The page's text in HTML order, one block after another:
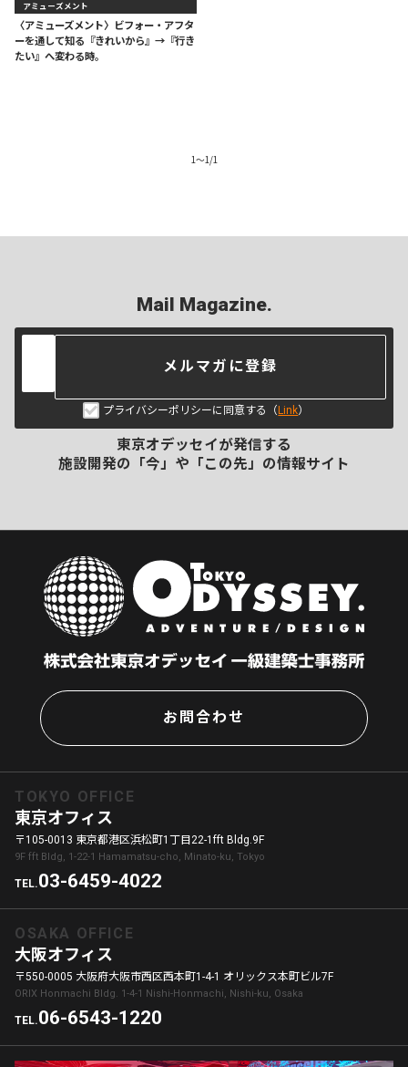
アミューズメント
〈アミューズメント〉ビフォー・アフタ
ーを通して知る『きれいから』→『行き
たい』へ変わる時。
1〜1 /1
Mail Magazine.
メルマガに登録
プライバシーポリシーに同意する（ Link）
東京オデッセイが発信する
施設開発の「今」や「この先」の情報サイト
お問合わせ
TOKYO OFFICE
東京オフィス
〒105-0013 東京都港区浜松町1丁目22-1fft Bldg.9F
9F fft Bldg, 1-22-1 Hamamatsu-cho, Minato-ku, Tokyo
TEL.03-6459-4022
OSAKA OFFICE
大阪オフィス
〒550-0005 大阪府大阪市西区西本町1-4-1 オリックス本町ビル7F
ORIX Honmachi Bldg. 1-4-1 Nishi-Honmachi, Nishi-ku, Osaka
TEL.06-6543-1220